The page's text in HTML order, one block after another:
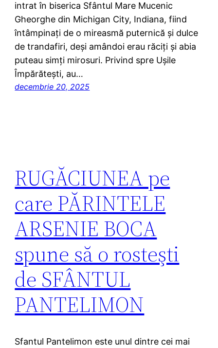
intrat în biserica Sfântul Mare Mucenic
Gheorghe din Michigan City, Indiana, fiind
întâmpinați de o mireasmă puternică și dulce
de trandafiri, deși amândoi erau răciți și abia
puteau simți mirosuri. Privind spre Ușile
Împărătești, au…
decembrie 20, 2025
RUGĂCIUNEA pe
care PĂRINTELE
ARSENIE BOCA
spune să o rosteşti
de SFÂNTUL
PANTELIMON
Sfantul Pantelimon este unul dintre cei mai